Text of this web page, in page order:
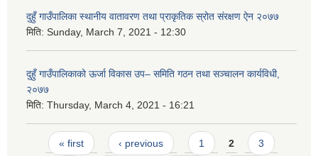
दुहुँ गाउँपालिका स्थानीय वातावरण तथा प्राकृतिक स्रोत संरक्षण ऐन २०७७
मिति: Sunday, March 7, 2021 - 12:30
दुहुँ गाउँपालिकाको ऊर्जा विकास उप– समिति गठन तथा सञ्चालन कार्यविधी,
२०७७
मिति: Thursday, March 4, 2021 - 16:21
Pages
« first ‹ previous 1 2 3